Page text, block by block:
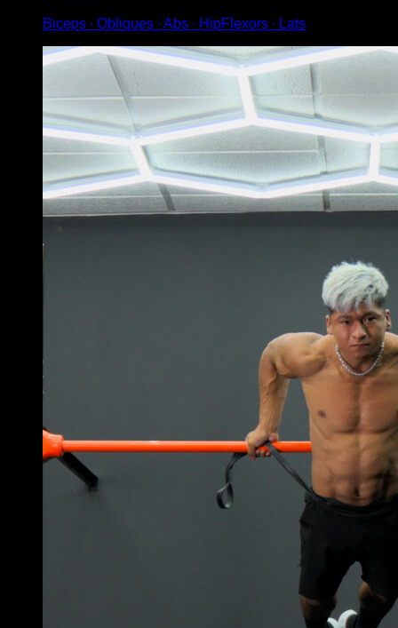
Biceps ∙ Obliques ∙ Abs ∙ HipFlexors ∙ Lats